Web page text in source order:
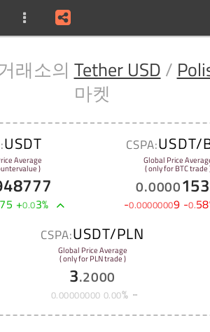
래소의 Tether USD /
마켓
USDT
Average
)
+0.03%
CSPA:USDT/
Global Price
( only for BTC trade
0.0000
-0.00000009 -0.58
CSPA:USDT/PLN
Global Price Average
( only for PLN trade )
3.2000
0.00000000 0.00%